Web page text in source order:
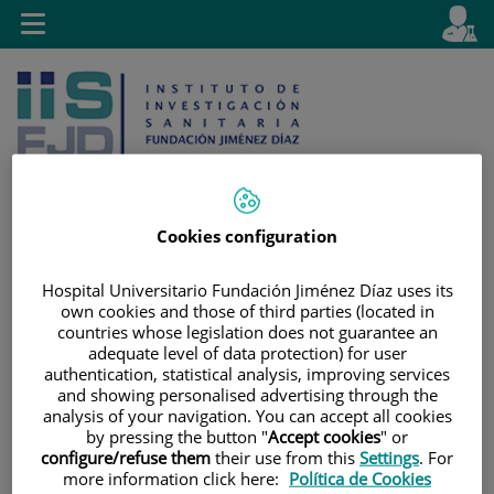
Saltar al contenido
contenido
activo
es
Toggle
navigation
Cookies configuration
Hospital Universitario Fundación Jiménez Díaz uses its
own cookies and those of third parties (located in
countries whose legislation does not guarantee an
adequate level of data protection) for user
authentication, statistical analysis, improving services
and showing personalised advertising through the
analysis of your navigation. You can accept all cookies
by pressing the button "Accept cookies" or
configure/refuse them their use from this Settings. For
more information click here: Política de Cookies